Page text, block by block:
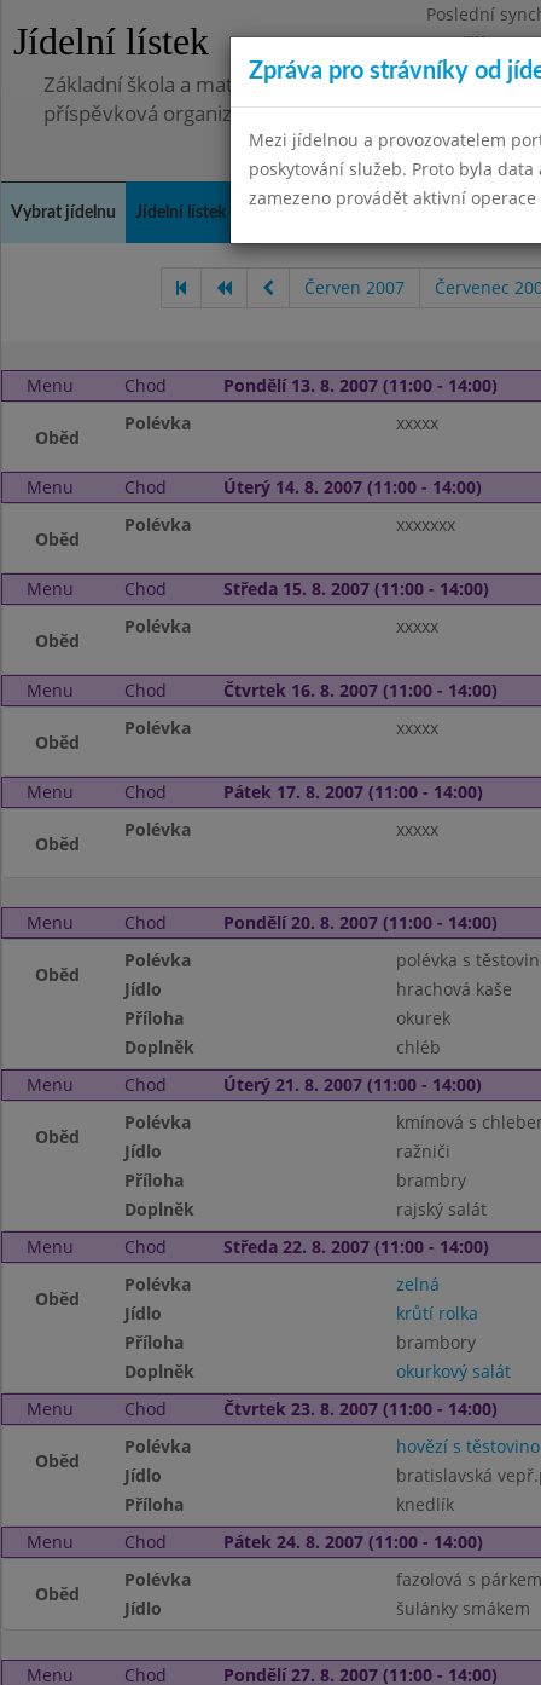
Jídelní lístek
Poslední
Pondělí
Základní škola a mateřská škola, Pavlovice u
příspěvková organizace
Vybrat jídelnu Jídelní lístek Kontakty a informace
Červen 2007 Červenec
Menu Chod Pondělí 13. 8. 2007 (11:00 - 14:00)
Oběd
Polévka xxxxx
Menu Chod Úterý 14. 8. 2007 (11:00 - 14:00)
Oběd
Polévka xxxxxxx
Menu Chod Středa 15. 8. 2007 (11:00 - 14:00)
Oběd
Polévka xxxxx
Menu Chod Čtvrtek 16. 8. 2007 (11:00 - 14:00)
Oběd
Polévka xxxxx
Menu Chod Pátek 17. 8. 2007 (11:00 - 14:00)
Oběd
Polévka xxxxx
Menu Chod Pondělí 20. 8. 2007 (11:00 - 14:00)
Oběd
Polévka
polévka s
Jídlo
hrachová kaše
Příloha
okurek
Doplněk
chléb
Menu
Chod Úterý 21. 8. 2007 (11:00 - 14:00)
Oběd
Polévka
kmínová s
Jídlo
ražniči
Příloha
brambry
Doplněk
rajský salát
Menu
Chod Středa 22. 8. 2007 (11:00 - 14:00)
Oběd
Polévka
zelná
Jídlo
krůtí rolka
Příloha
brambory
Doplněk
okurkový salát
Menu
Chod Čtvrtek 23. 8. 2007 (11:00 - 14:00)
Oběd
Polévka
hovězí s
Jídlo
bratislavská
Příloha
knedlík
Menu
Chod Pátek 24. 8. 2007 (11:00 - 14:00)
Oběd
Polévka
fazolová s párkem
Jídlo
šulánky smákem
Menu Chod Pondělí 27. 8. 2007 (11:00 - 14:00)
Zpráva pro strávníky od
Mezi jídelnou a provozovatelem
poskytování služeb. Proto byla
zamezeno provádět aktivní